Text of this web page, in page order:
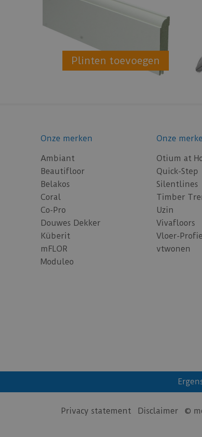
Plinten toevoegen
Onze merken
Ambiant
Beautifloor
Belakos
Coral
Co-Pro
Douwes Dekker
Küberit
mFLOR
Moduleo
Onze
Otium at
Quick-Step
Silentlines
Timber
Uzin
Vivafloors
Vloer-
vtwonen
Privacy statement Disclaimer ©